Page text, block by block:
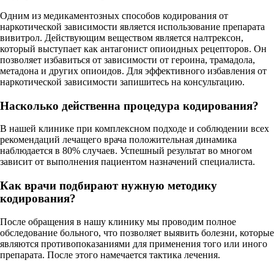
Одним из медикаментозных способов кодирования от
наркотической зависимости является использование препарата
вивитрол. Действующим веществом является налтрексон,
который выступает как антагонист опиоидных рецепторов. Он
позволяет избавиться от зависимости от героина, трамадола,
метадона и других опиоидов. Для эффективного избавления от
наркотической зависимости запишитесь на консультацию.
Насколько действенна процедура кодирования?
В нашей клинике при комплексном подходе и соблюдении всех
рекомендаций лечащего врача положительная динамика
наблюдается в 80% случаев. Успешный результат во многом
зависит от выполнения пациентом назначений специалиста.
Как врачи подбирают нужную методику
кодирования?
После обращения в нашу клинику мы проводим полное
обследование больного, что позволяет выявить болезни, которые
являются противопоказаниями для применения того или иного
препарата. После этого намечается тактика лечения.